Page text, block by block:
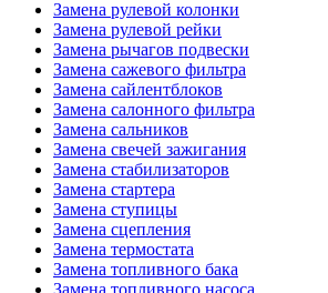
Замена рулевой колонки
Замена рулевой рейки
Замена рычагов подвески
Замена сажевого фильтра
Замена сайлентблоков
Замена салонного фильтра
Замена сальников
Замена свечей зажигания
Замена стабилизаторов
Замена стартера
Замена ступицы
Замена сцепления
Замена термостата
Замена топливного бака